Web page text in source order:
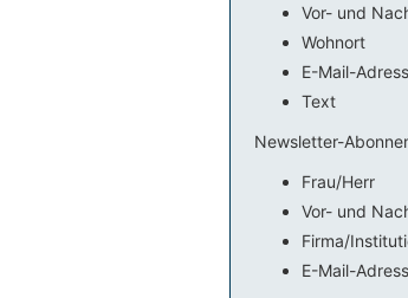
Vor- und
Wohnort
E-Mail-
Text
Newsletter-
Frau/Herr
Vor- und
Firma/
E-Mail-